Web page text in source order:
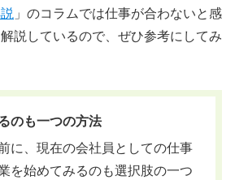
」のコラムでは仕事が合わないと感
説しているので、ぜひ参考にしてみ
のも一つの方法
に、現在の会社員としての仕事
を始めてみるのも選択肢の一つ